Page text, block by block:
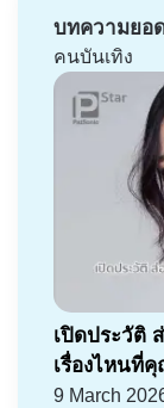
บทความยอ
คนบันเทิง
เปิดประวัติ
เรื่องไหนที่
9 March